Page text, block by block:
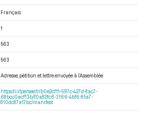
Français
1
563
563
Adresse, pétition et lettre envoyée à l’Assemblée
https://iiif.persee.fr/b0e2cf11-597c-427d-8ac7-
68bcc0acf13b/f0a82fc6-3166-4bf6-85a7-
810dc87a17bc/manifest